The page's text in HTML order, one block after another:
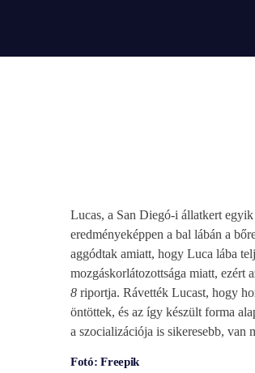
Lucas, a San Diegó-i állatkert
eredményeképpen a bal lábán a
aggódtak amiatt, hogy Luca lába
mozgáskorlátozottsága miatt, ezért
8 riportja. Rávették Lucast, hogy
öntöttek, és az így készült forma
a szocializációja is sikeresebb, van
Fotó: Freepik